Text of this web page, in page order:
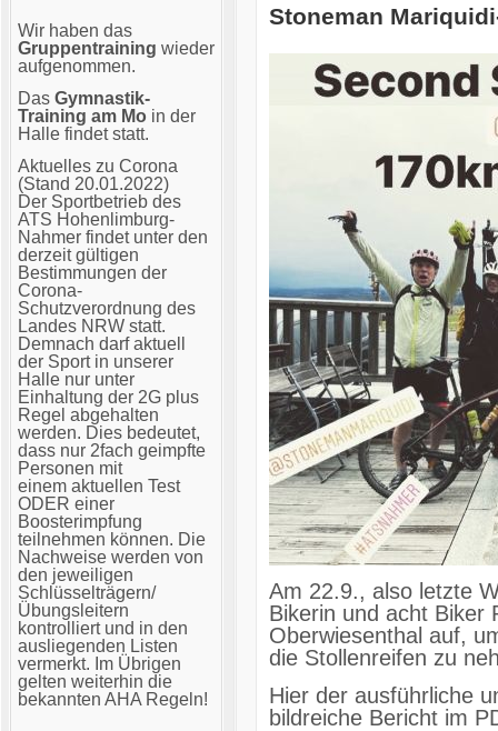
Wir haben das
Gruppentraining wieder
aufgenommen.
Das Gymnastik-
Training am Moin der
Halle findet statt.
Aktuelles zu Corona
(Stand 20.01.2022)
Der Sportbetrieb des
ATS Hohenlimburg-
Nahmer findet unter den
derzeit gültigen
Bestimmungen der
Corona-
Schutzverordnung des
Landes NRW statt.
Demnach darf aktuell
der Sport in unserer
Halle nur unter
Einhaltung der 2G plus
Regel abgehalten
werden. Dies bedeutet,
dass nur 2fach geimpfte
Personen mit
einem aktuellen Test
ODER einer
Boosterimpfung
teilnehmen können. Die
Nachweise werden von
den jeweiligen
Schlüsselträgern/
Übungsleitern
kontrolliert und in den
ausliegenden Listen
vermerkt. Im Übrigen
gelten weiterhin die
bekannten AHA Regeln!
Stoneman
Am 22.9., also letzte
Bikerin und acht Biker
Oberwiesenthal auf,
die Stollenreifen zu
Hier der ausführliche
bildreiche Bericht im